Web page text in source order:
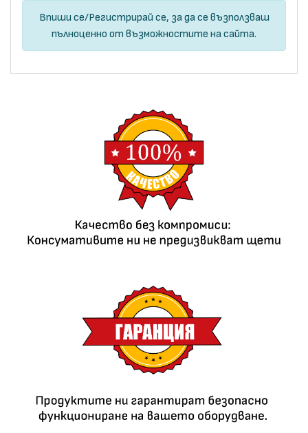
Впиши се/Регистрирай се, за да се възползваш
пълноценно от възможностите на сайта.